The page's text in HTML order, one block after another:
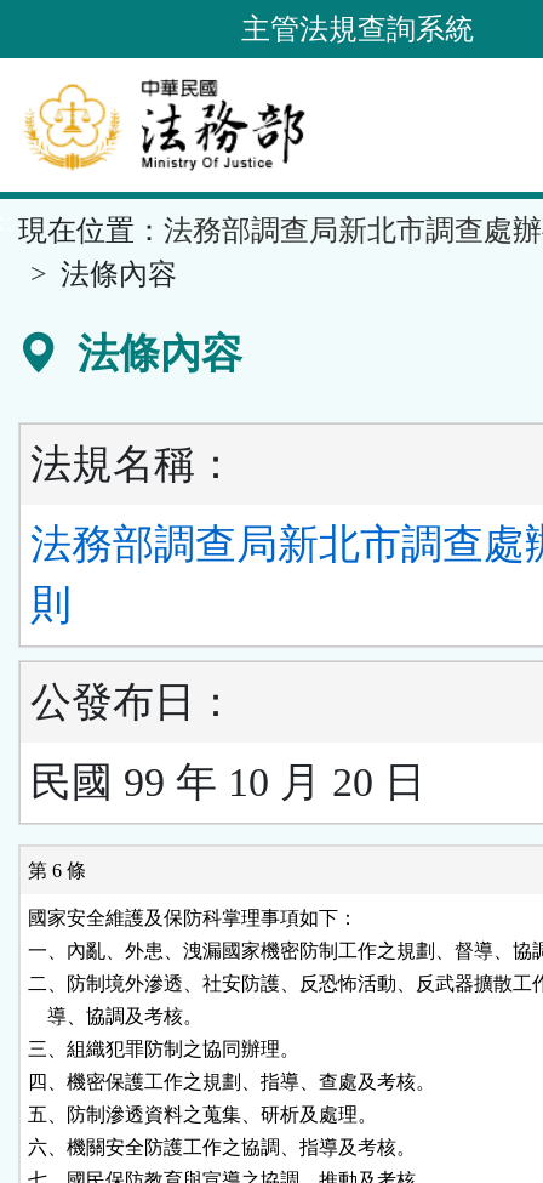
到
要
內
容
區
塊
主管法規查詢系統
現在位置： 法務部調查局新北市調查處
法條內容
法條內容
法規名稱：
法務部調查局新北市調查處
則
公發布日：
民國 99 年 10 月 20 日
第 6 條
國家安全維護及保防科掌理事項如下：
一、內亂、外患、洩漏國家機密防制工作之規劃、督導、協
二、防制境外滲透、社安防護、反恐怖活動、反武器擴散工
    導、協調及考核。
三、組織犯罪防制之協同辦理。
四、機密保護工作之規劃、指導、查處及考核。
五、防制滲透資料之蒐集、研析及處理。
六、機關安全防護工作之協調、指導及考核。